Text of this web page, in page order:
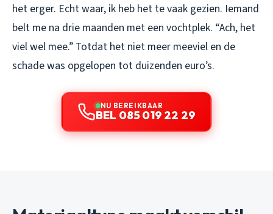
het erger. Echt waar, ik heb het te vaak gezien. Iemand
belt me na drie maanden met een vochtplek. “Ach, het
viel wel mee.” Totdat het niet meer meeviel en de
schade was opgelopen tot duizenden euro’s.
NU BEREIKBAAR
BEL 085 019 22 29